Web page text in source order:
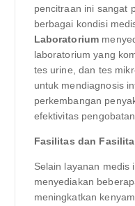
pencitraan ini sangat
berbagai kondisi
Laboratorium
laboratorium yang
tes urine, dan tes
untuk mendiagnosis
perkembangan
efektivitas
Fasilitas dan
Selain layanan medis
menyediakan
meningkatkan